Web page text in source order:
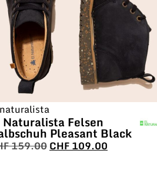
Naturalista Felsen
Pleasant Black
159.00CHF109.00